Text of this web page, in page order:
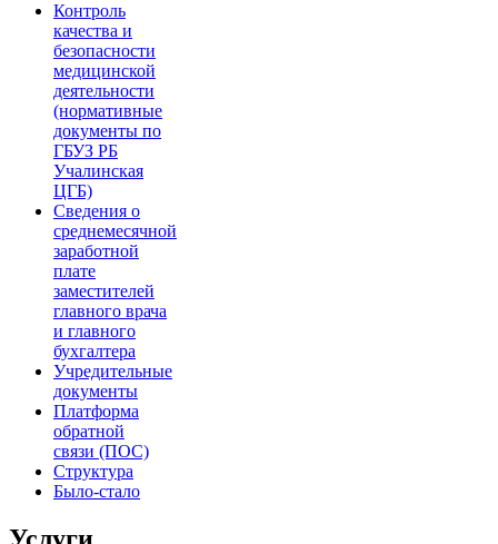
Контроль
качества и
безопасности
медицинской
деятельности
(нормативные
документы по
ГБУЗ РБ
Учалинская
ЦГБ)
Сведения о
среднемесячной
заработной
плате
заместителей
главного врача
и главного
бухгалтера
Учредительные
документы
Платформа
обратной
связи (ПОС)
Структура
Было-стало